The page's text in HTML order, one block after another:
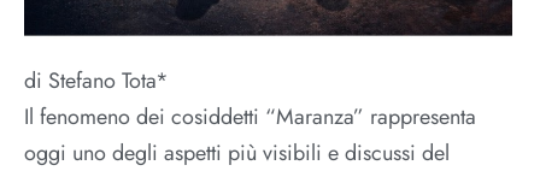
di Stefano Tota*
Il fenomeno dei cosiddetti “Maranza” rappresenta
oggi uno degli aspetti più visibili e discussi del